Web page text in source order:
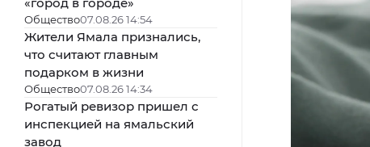
Общество07.08.26 14:54
Жители Ямала признались,
что считают главным
подарком в жизни
Общество07.08.26 14:34
Рогатый ревизор пришел с
инспекцией на ямальский
завод